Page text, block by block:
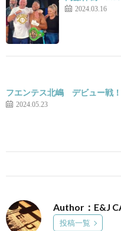
2024.03.16
フエンテス北嶋 デビュー戦！
2024.05.23
Author：E&J
投稿一覧